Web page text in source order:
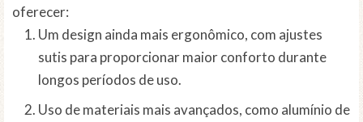
oferecer:
Um design ainda mais ergonômico, com ajustes
sutis para proporcionar maior conforto durante
longos períodos de uso.
Uso de materiais mais avançados, como alumínio de